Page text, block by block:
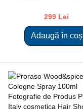
299 Lei
Adaugă în coș